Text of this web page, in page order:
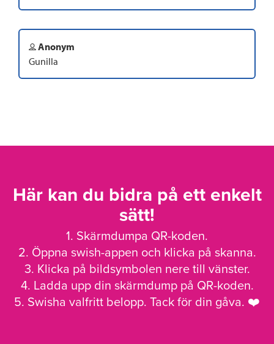
Anonym
Gunilla
Här kan du bidra på ett enkelt
sätt!
1. Skärmdumpa QR-koden.
2. Öppna swish-appen och klicka på skanna.
3. Klicka på bildsymbolen nere till vänster.
4. Ladda upp din skärmdump på QR-koden.
5. Swisha valfritt belopp. Tack för din gåva. ❤️